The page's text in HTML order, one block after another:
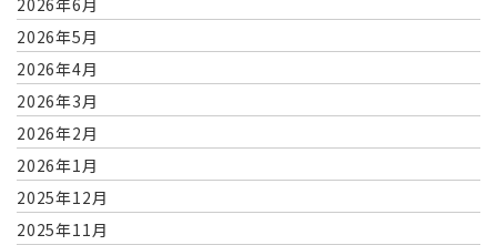
2026年5月
2026年4月
2026年3月
2026年2月
2026年1月
2025年12月
2025年11月